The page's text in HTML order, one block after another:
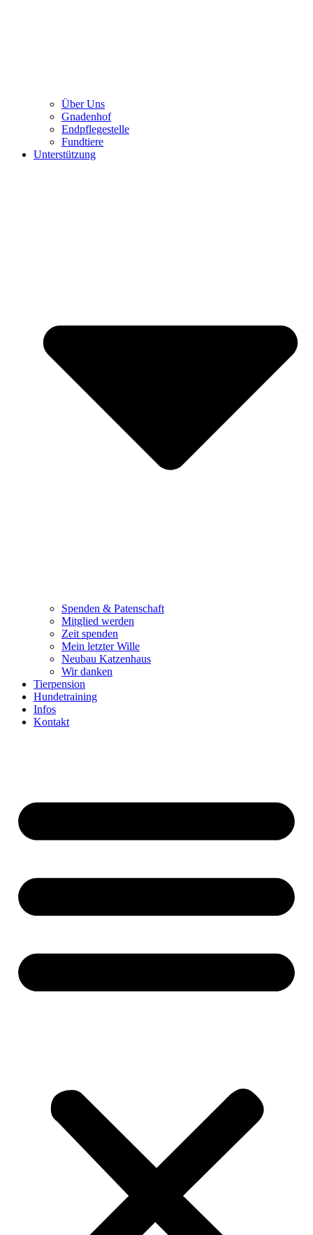
Über Uns
Gnadenhof
Endpflegestelle
Fundtiere
Unterstützung
Spenden & Patenschaft
Mitglied werden
Zeit spenden
Mein letzter Wille
Neubau Katzenhaus
Wir danken
Tierpension
Hundetraining
Infos
Kontakt